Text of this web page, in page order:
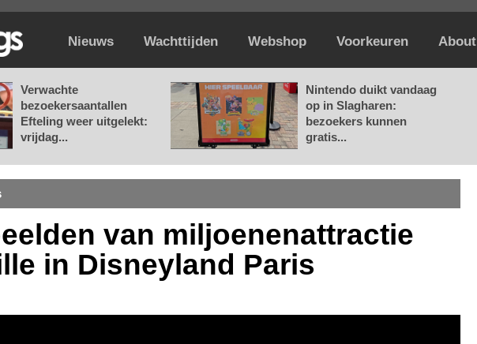
Nieuws Wachttijden Webshop Voorkeuren About
Verwachte
bezoekersaantallen
Efteling weer uitgelekt:
vrijdag...
Nintendo duikt vandaag
op in Slagharen:
bezoekers kunnen
gratis...
van miljoenenattractie
in Disneyland Paris